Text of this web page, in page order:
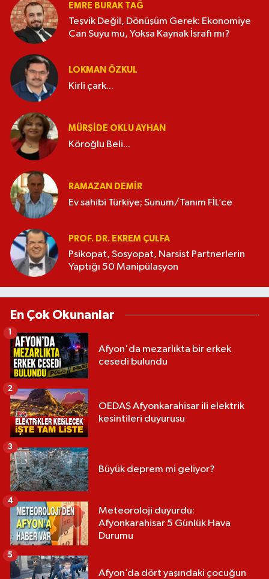
EMRE BURAK TAĞ
Teşvik Değil, Dönüşüm Gerek: Ekonomiye
Can Suyu mu, Yoksa Kaynak İsrafı mı?
LOKMAN ÖZKUL
Kirli çark...
MÜRŞIDE OKLU AYHAN
Köroğlu Beli...
RAMAZAN DEMİR
Ev sahibi Türkiye; Sunum/Tanım FİL’ce
PROF. DR. EKREM ÇULFA
Psikopat, Sosyopat, Narsist Partnerlerin
Yaptığı 50 Manipülasyon
En Çok Okunanlar
Afyon'da mezarlıkta bir erkek
cesedi bulundu
1
OEDAŞ Afyonkarahisar ili elektrik
kesintileri duyurusu
2
Büyük deprem mi geliyor?
3
Meteoroloji duyurdu:
Afyonkarahisar 5 Günlük Hava
Durumu
4
Afyon’da dört yaşındaki çocuğun
5